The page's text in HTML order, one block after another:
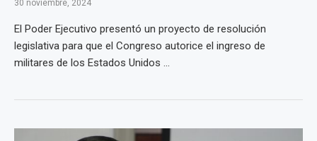
30 noviembre, 2024
El Poder Ejecutivo presentó un proyecto de resolución
legislativa para que el Congreso autorice el ingreso de
militares de los Estados Unidos ...